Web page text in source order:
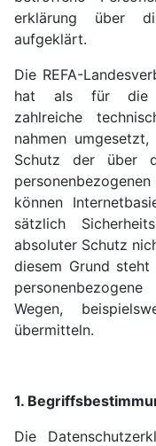
erklärung über
aufgeklärt.
Die REFA-
hat als für die
zahlreiche
nahmen
Schutz der über
können
sätzlich
absoluter Schutz
diesem Grund
Wegen,
übermitteln.
1.
Die